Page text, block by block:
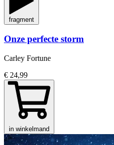
fragment
Onze perfecte storm
Carley Fortune
€ 24,99
in winkelmand